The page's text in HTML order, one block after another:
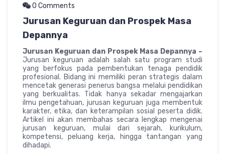
0 Comments
Jurusan Keguruan dan Prospek Masa
Depannya
Jurusan Keguruan dan Prospek Masa Depannya –
Jurusan keguruan adalah salah satu program studi
yang berfokus pada pembentukan tenaga pendidik
profesional. Bidang ini memiliki peran strategis dalam
mencetak generasi penerus bangsa melalui pendidikan
yang berkualitas. Tidak hanya sekadar mengajarkan
ilmu pengetahuan, jurusan keguruan juga membentuk
karakter, etika, dan keterampilan sosial peserta didik.
Artikel ini akan membahas secara lengkap mengenai
jurusan keguruan, mulai dari sejarah, kurikulum,
kompetensi, peluang kerja, hingga tantangan yang
dihadapi.